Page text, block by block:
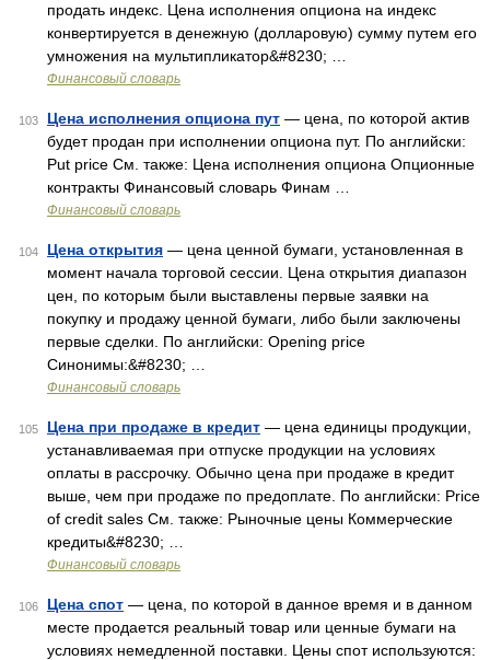
продать индекс. Цена исполнения опциона на индекс
конвертируется в денежную (долларовую) сумму путем его
умножения на мультипликатор&#8230; …
Финансовый словарь
103 Цена исполнения опциона пут — цена, по которой актив
будет продан при исполнении опциона пут. По английски:
Put price См. также: Цена исполнения опциона Опционные
контракты Финансовый словарь Финам …
Финансовый словарь
104 Цена открытия — цена ценной бумаги, установленная в
момент начала торговой сессии. Цена открытия диапазон
цен, по которым были выставлены первые заявки на
покупку и продажу ценной бумаги, либо были заключены
первые сделки. По английски: Opening price
Синонимы:&#8230; …
Финансовый словарь
105 Цена при продаже в кредит — цена единицы продукции,
устанавливаемая при отпуске продукции на условиях
оплаты в рассрочку. Обычно цена при продаже в кредит
выше, чем при продаже по предоплате. По английски: Price
of credit sales См. также: Рыночные цены Коммерческие
кредиты&#8230; …
Финансовый словарь
106 Цена спот — цена, по которой в данное время и в данном
месте продается реальный товар или ценные бумаги на
условиях немедленной поставки. Цены спот используются: